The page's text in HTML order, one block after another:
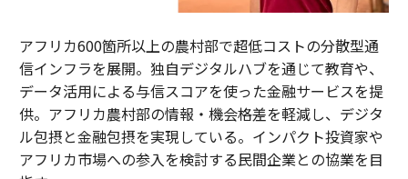
アフリカ600箇所以上の農村部で超低コストの分散型通
信インフラを展開。独自デジタルハブを通じて教育や、
データ活用による与信スコアを使った金融サービスを提
供。アフリカ農村部の情報・機会格差を軽減し、デジタ
ル包摂と金融包摂を実現している。インパクト投資家や
アフリカ市場への参入を検討する民間企業との協業を目